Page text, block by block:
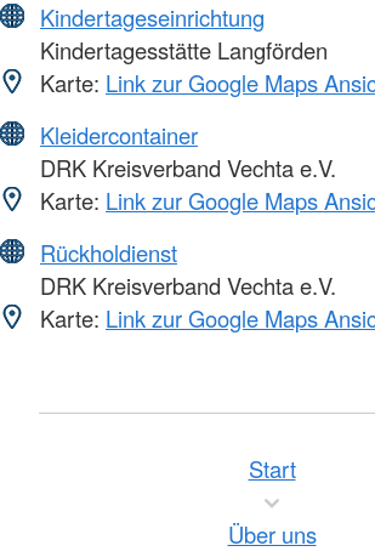
Kindertageseinrichtung
Kindertagesstätte Langförden
Karte: Link zur Google Maps
Kleidercontainer
DRK Kreisverband Vechta e.V.
Karte: Link zur Google Maps
Rückholdienst
DRK Kreisverband Vechta e.V.
Karte: Link zur Google Maps
Start
Über uns